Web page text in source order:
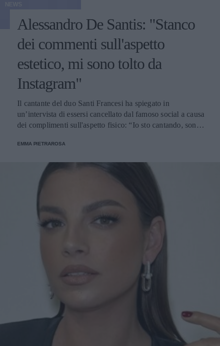
Alessandro De Santis: "Stanco
dei commenti sull'aspetto
estetico, mi sono tolto da
Instagram"
Il cantante del duo Santi Francesi ha spiegato in
un’intervista di essersi cancellato dal famoso social a causa
dei complimenti sull'aspetto fisico: “Io sto cantando, sono
EMMA PIETRAROSA